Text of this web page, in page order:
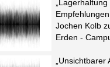
Jochen Kolb
Erden -